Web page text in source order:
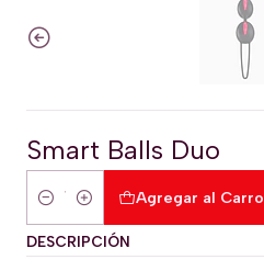
Smart Balls Duo
Cantidad
Agregar al Carro
DESCRIPCIÓN